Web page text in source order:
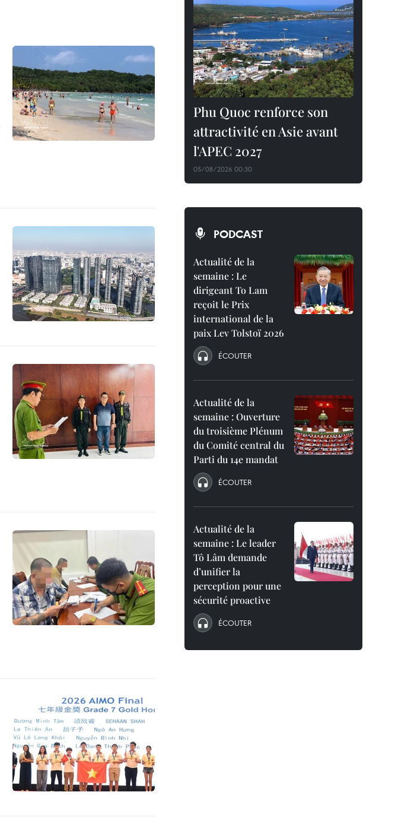
Phu Quoc renforce son
attractivité en Asie avant
l'APEC 2027
05/08/2026 00:30
PODCAST
Actualité de la
semaine : Le
dirigeant To Lam
reçoit le Prix
international de la
paix Lev Tolstoï 2026
ÉCOUTER
Actualité de la
semaine : Ouverture
du troisième Plénum
du Comité central du
Parti du 14e mandat
ÉCOUTER
Actualité de la
semaine : Le leader
Tô Lâm demande
d’unifier la
perception pour une
sécurité proactive
ÉCOUTER